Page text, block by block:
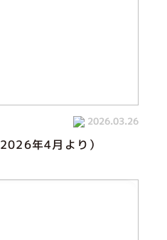
2026.03.26
年4月より）